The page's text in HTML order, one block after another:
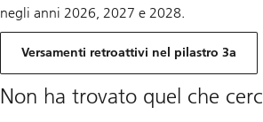
negli anni 2026, 2027 e 2028.
Versamenti retroattivi nel pilastro 3a
Non ha trovato quel che